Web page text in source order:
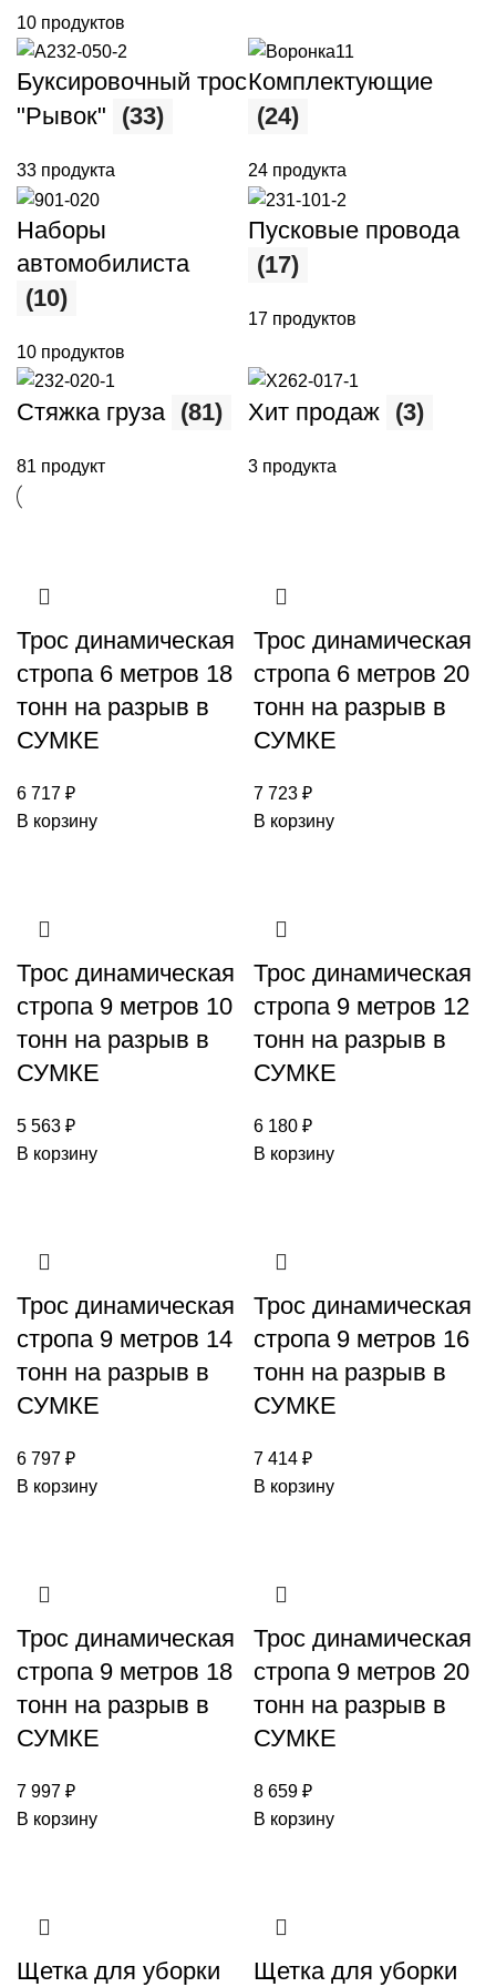
10 продуктов
Буксировочный трос
"Рывок"
(33)
33 продукта
Комплектующие
(24)
24 продукта
Наборы
автомобилиста
(10)
10 продуктов
Пусковые провода
(17)
17 продуктов
Стяжка груза (81)
81 продукт
Хит продаж (3)
3 продукта
Трос динамическая
стропа 6 метров 18
тонн на разрыв в
СУМКЕ
6 717 ₽
В корзину
Трос динамическая
стропа 6 метров 20
тонн на разрыв в
СУМКЕ
7 723 ₽
В корзину
Трос динамическая
стропа 9 метров 10
тонн на разрыв в
СУМКЕ
5 563 ₽
В корзину
Трос динамическая
стропа 9 метров 12
тонн на разрыв в
СУМКЕ
6 180 ₽
В корзину
Трос динамическая
стропа 9 метров 14
тонн на разрыв в
СУМКЕ
6 797 ₽
В корзину
Трос динамическая
стропа 9 метров 16
тонн на разрыв в
СУМКЕ
7 414 ₽
В корзину
Трос динамическая
стропа 9 метров 18
тонн на разрыв в
СУМКЕ
7 997 ₽
В корзину
Трос динамическая
стропа 9 метров 20
тонн на разрыв в
СУМКЕ
8 659 ₽
В корзину
Щетка для уборки Щетка для уборки